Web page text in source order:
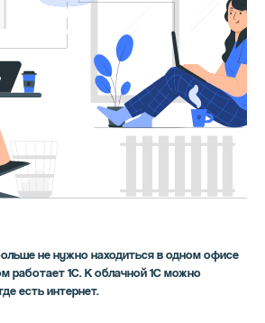
не нужно находиться в одном офисе
работает 1С. К облачной 1С можно
есть интернет.